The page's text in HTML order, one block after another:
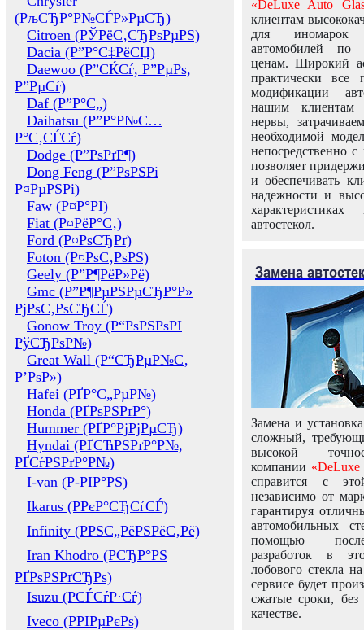
(РљСЂР°Р№СЃР»РµСЂ)
Citroen (РЎРёС‚СЂРѕРµРЅ)
Dacia (Р”Р°С‡РёСЏ)
Daewoo (Р”СЌСѓ, Р”РµРѕ,
Р”РµСѓ)
Daf (Р”Р°С„)
Daihatsu (Р”Р°Р№С…
Р°С‚СЃСѓ)
Dodge (Р”РѕРґР¶)
Dong Feng (Р”РѕРЅРі
Р¤РµРЅРі)
Faw (Р¤Р°РІ)
Fiat (Р¤РёР°С‚)
Ford (Р¤РѕСЂРґ)
Foton (Р¤РѕС‚РѕРЅ)
Geely (Р”Р¶РёР»Рё)
Gmc (Р”Р¶РµРЅРµСЂР°Р»
РјРѕС‚РѕСЂСЃ)
Gonow Troy (Р“РѕРЅРѕРІ
РўСЂРѕР№)
Great Wall (Р“СЂРµР№С‚
Р’РѕР»)
Hafei (РҐР°С„РµР№)
Honda (РҐРѕРЅРґР°)
Hummer (РҐР°РјРјРµСЂ)
Hyndai (РҐСЋРЅРґР°Р№,
РҐСѓРЅРґР°Р№)
I-van (Р-РІР°РЅ)
Ikarus (РРєР°СЂСѓСЃ)
Infinity (РРЅС„РёРЅРёС‚Рё)
Iran Khodro (РСЂР°РЅ
РҐРѕРЅРґСЂРѕ)
Isuzu (РСЃСѓР·Сѓ)
Iveco (РРІРµРєРѕ)
«DeLuxe Auto
клиентам
для иномарок
автомобилей
ценам. Широкий
практически все
модификации
нашим клиентам
нервы,
необходимой
непосредственно
позволяет
и обеспечивать
надежности и
автостекол.
Замена
Замена и
сложный,
высокой
компании «DeLuxe
справится с
независимо от
гарантируя
автомобильных
помощью
разработок в
лобового стекла
сервисе будет
сжатые сроки,
качестве.